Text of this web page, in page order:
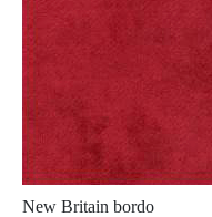
New Britain bordo